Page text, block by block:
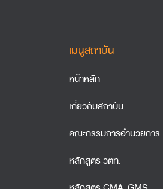
เมนูสถาบัน
หน้าหลัก
เกี่ยวกับสถาบัน
คณะกรรมการอำนวยการ
หลักสูตร วตท.